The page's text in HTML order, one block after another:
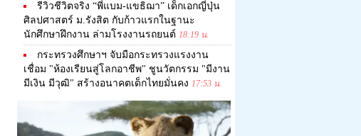
รีวิวชีวิตจริง “พี่แบม-แขธิฌา” เด็กเอกญี่ปุ่น
ศิลปศาสตร์ ม.รังสิต กับก้าวแรกในฐานะ
นักศึกษาฝึกงาน ล่ามโรงงานรถยนต์ 18:19 น.
กระทรวงศึกษาฯ จับมือกระทรวงแรงงาน
เชื่อม "ห้องเรียนสู่โลกอาชีพ" ชูนวัตกรรม "มีงาน
มีเงิน มีวุฒิ" สร้างอนาคตเด็กไทยมั่นคง 17:53 น.